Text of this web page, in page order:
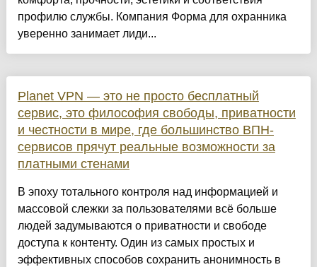
профилю службы. Компания Форма для охранника
уверенно занимает лиди...
Planet VPN — это не просто бесплатный
сервис, это философия свободы, приватности
и честности в мире, где большинство ВПН-
сервисов прячут реальные возможности за
платными стенами
В эпоху тотального контроля над информацией и
массовой слежки за пользователями всё больше
людей задумываются о приватности и свободе
доступа к контенту. Один из самых простых и
эффективных способов сохранить анонимность в